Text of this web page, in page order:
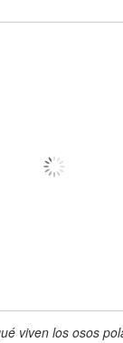
viven los osos